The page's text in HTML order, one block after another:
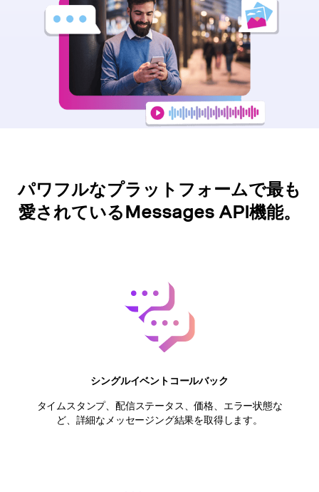
パワフルなプラットフォームで最も
愛されているMessages API機能。
シングルイベントコールバック
タイムスタンプ、配信ステータス、価格、エラー状態な
ど、詳細なメッセージング結果を取得します。